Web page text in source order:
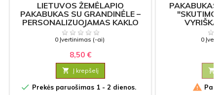
LIETUVOS ŽEMĖLAPIO
PAKABUKAS SU GRANDINĖLE –
PERSONALIZUOJAMAS KAKLO
PAPUOŠALAS
0 Įvertinimas (-ai)
8,50 €
 Į krepšelį
 Prekės paruošimas 1 - 2 dienos.
PAKABUKAS
0

